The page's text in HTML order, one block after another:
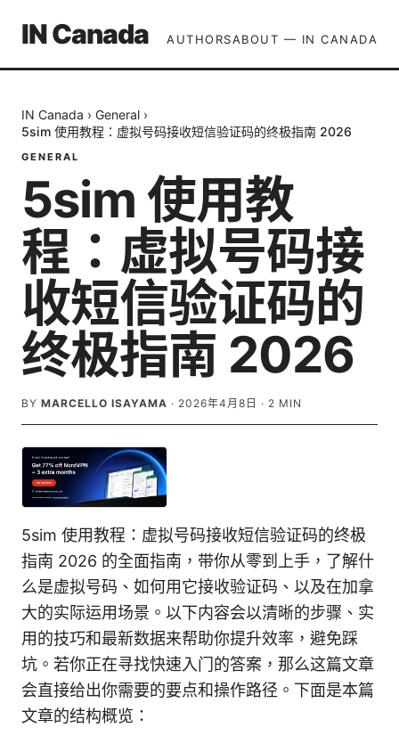
IN Canada AUTHORSABOUT — IN CANADA
IN Canada › General ›
5sim 使用教程：虚拟号码接收短信验证码的终极指南 2026
GENERAL
5sim 使用教
程：虚拟号码接
收短信验证码的
终极指南 2026
BY MARCELLO ISAYAMA · 2026年4月8日 · 2 MIN
5sim 使用教程：虚拟号码接收短信验证码的终极
指南 2026 的全面指南，带你从零到上手，了解什
么是虚拟号码、如何用它接收验证码、以及在加拿
大的实际运用场景。以下内容会以清晰的步骤、实
用的技巧和最新数据来帮助你提升效率，避免踩
坑。若你正在寻找快速入门的答案，那么这篇文章
会直接给出你需要的要点和操作路径。下面是本篇
文章的结构概览：